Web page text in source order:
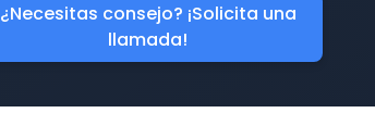
¿Necesitas consejo? ¡Solicita una
llamada!